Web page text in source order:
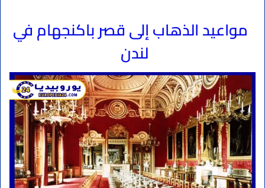
مواعيد الذهاب إلى قصر باكنجهام في
لندن